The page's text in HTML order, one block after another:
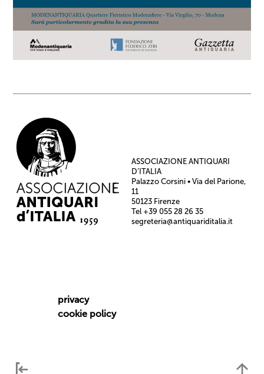
ASSOCIAZIONE ANTIQUARI
D’ITALIA
Palazzo Corsini • Via del Parione,
11
50123 Firenze
Tel +39 055 28 26 35
segreteria@antiquariditalia.it
privacy
cookie policy